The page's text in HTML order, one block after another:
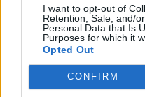
I want to opt-out of
Retention, Sale, and/
Personal Data that Is
Purposes for which it
Opted Out
CONFIRM
Επιχειρηματικότητα,